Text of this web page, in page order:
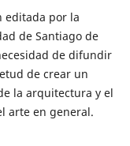
editada por la
de Santiago de
de difundir
de crear un
la arquitectura y el
arte en general.